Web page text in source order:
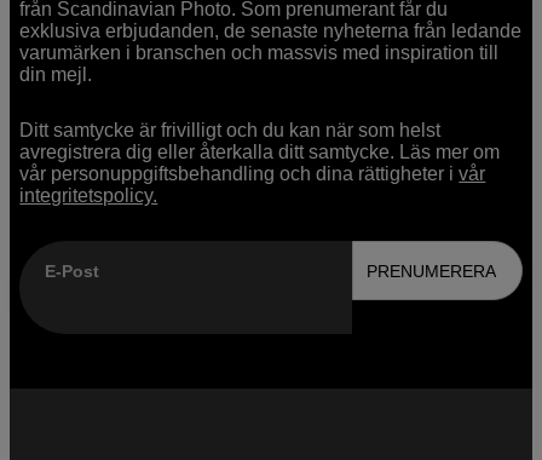
från Scandinavian Photo. Som prenumerant får du
exklusiva erbjudanden, de senaste nyheterna från ledande
varumärken i branschen och massvis med inspiration till
din mejl.
Ditt samtycke är frivilligt och du kan när som helst
avregistrera dig eller återkalla ditt samtycke. Läs mer om
vår personuppgiftsbehandling och dina rättigheter ivår
integritetspolicy.
E-Post PRENUMERERA